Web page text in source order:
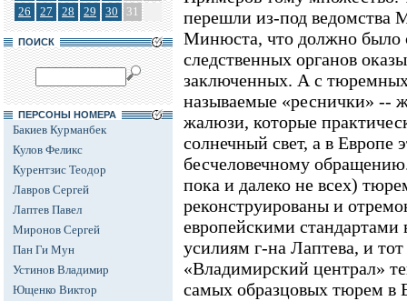
26
27 28 29 30 31
ПОИСК
ПЕРСОНЫ НОМЕРА
Бакиев Курманбек
Кулов Феликс
Курентзис Теодор
Лавров Сергей
Лаптев Павел
Миронов Сергей
Пан Ги Мун
Устинов Владимир
Ющенко Виктор
перешли из-под
Минюста, что должно было
следственных органов
заключенных. А с
называемые «реснички» --
жалюзи, которые
солнечный свет, а в
бесчеловечному
пока и далеко не всех)
реконструированы и
европейскими
усилиям г-на Лаптева, и
«Владимирский централ»
самых образцовых тюрем в